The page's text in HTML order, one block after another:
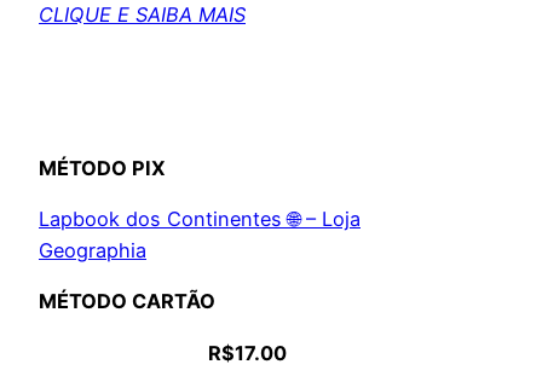
CLIQUE E SAIBA MAIS
MÉTODO PIX
Lapbook dos Continentes 🌐 – Loja
Geographia
MÉTODO CARTÃO
R$17.00